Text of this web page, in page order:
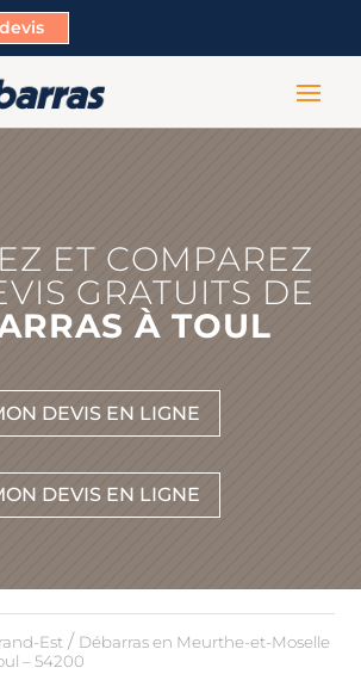
ET COMPAREZ
GRATUITS DE
À TOUL
DEVIS EN LIGNE
DEVIS EN LIGNE
Est / Débarras en Meurthe-et-Moselle
– 54200